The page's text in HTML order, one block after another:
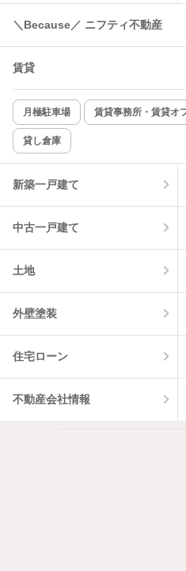
コンロ2口以上
新着のみ
該当件数:
3
＼Because／ ニフティ不動産
賃貸
月極駐車場 賃貸事務所・賃貸オ
貸し倉庫
新築一戸建て
中古一戸建て
土地
外壁塗装
住宅ローン
不動産会社情報